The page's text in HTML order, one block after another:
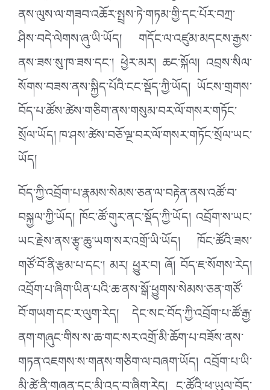
ནས་ལུས་ལ་གཟབ་འཆོར་སྤྲས་ཏེ་གཏམ་གྱི་དང་པོར་བཀྲ་
ཤིས་བདེ་ལེགས་ཞུ་ཡི་ཡོད། གདོང་ལ་འཛུམ་མདངས་རྒྱས་
ནས་ཟས་སུ་ཁ་ཟས་དང་། ཕྱེར་མར། ཆང་སྐོལ། འབྲས་སིལ་
སོགས་བཟས་ནས་སྐྱིད་པོའི་ངང་སྡོད་ཀྱི་ཡོད། ཡོངས་གྲགས་
བོད་པ་ཚོས་ཚེས་གཅིག་ནས་གསུམ་བར་ལོ་གསར་གཏོང་
སྲོལ་ཡོད། ཁ་ཤས་ཚེས་བཅོ་ལྔ་བར་ལོ་གསར་གཏོང་སྲོལ་ཡང་
ཡོད།
བོད་ཀྱི་འབྲོག་པ་རྣམས་སེམས་ཅན་ལ་བརྟེན་ནས་འཚོ་བ་
བསྐྱལ་ཀྱི་ཡོད། ཁོང་ཚོ་གུར་ནང་སྡོད་ཀྱི་ཡོད། འབྲོག་ས་ཡང་
ཡང་རྗེས་ནས་རྩྭ་ཆུ་ཡག་སར་འགྲོ་ཡི་ཡོད། ཁོང་ཚོའི་ཟས་
གཙོ་བོ་ནི་རྩམ་པ་དང་། མར། ཕྱུར་བ། ཞོ། བོད་ཇ་སོགས་རེད།
འབྲོག་པ་ཞིག་ཡིན་པའི་ཆ་ནས་སྒོ་ཕྱུགས་སེམས་ཅན་གཙོ་
བོ་གཡག་དང་ར་ལུག་རེད། དེང་སང་བོད་ཀྱི་འབྲོག་པ་ཚོ་རྒྱ་
ནག་གཞུང་གིས་ས་ཆ་གང་སར་འགྲོ་མི་ཆོག་པ་བཟོས་ནས་
གཏན་འཇགས་ས་གནས་གཅིག་ལ་བཞག་ཡོད། འབྲོག་པ་ཡི་